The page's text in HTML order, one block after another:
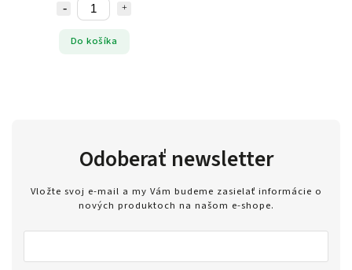
Do košíka
Odoberať newsletter
Vložte svoj e-mail a my Vám budeme zasielať informácie o
nových produktoch na našom e-shope.